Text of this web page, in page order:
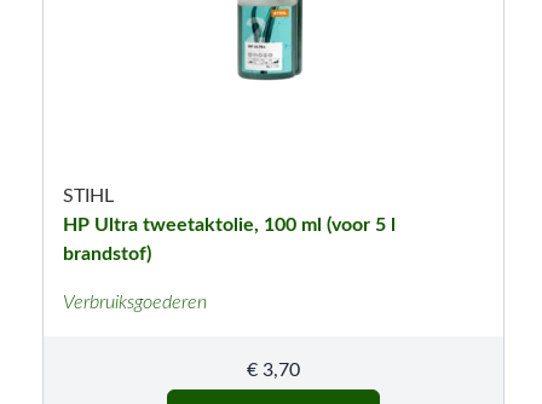
STIHL
HP Ultra tweetaktolie, 100 ml (voor 5 l
brandstof)
Verbruiksgoederen
€ 3,70